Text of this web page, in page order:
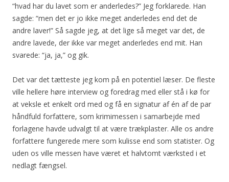
“hvad har du lavet som er anderledes?” Jeg forklarede. Han
sagde: “men det er jo ikke meget anderledes end det de
andre laver!” Så sagde jeg, at det lige så meget var det, de
andre lavede, der ikke var meget anderledes end mit. Han
svarede: “ja, ja,” og gik.
Det var det tætteste jeg kom på en potentiel læser. De fleste
ville hellere høre interview og foredrag med eller stå i kø for
at veksle et enkelt ord med og få en signatur af én af de par
håndfuld forfattere, som krimimessen i samarbejde med
forlagene havde udvalgt til at være trækplaster. Alle os andre
forfattere fungerede mere som kulisse end som statister. Og
uden os ville messen have været et halvtomt værksted i et
nedlagt fængsel.